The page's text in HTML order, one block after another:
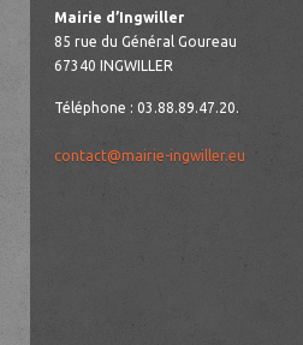
Mairie d’Ingwiller
85 rue du Général Goureau
67340 INGWILLER
Téléphone : 03.88.89.47.20.
contact@mairie-ingwiller.eu